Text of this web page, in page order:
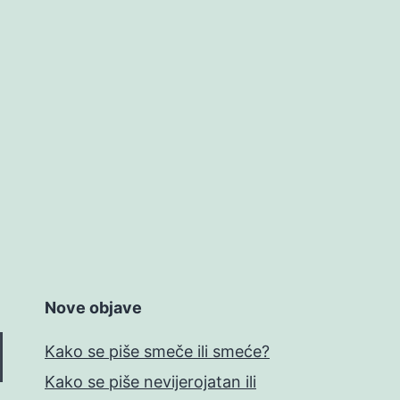
Nove objave
Kako se piše smeče ili smeće?
Kako se piše nevijerojatan ili